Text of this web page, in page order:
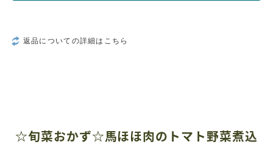
返品についての詳細はこちら
☆旬菜おかず☆馬ほほ肉のトマト野菜煮込